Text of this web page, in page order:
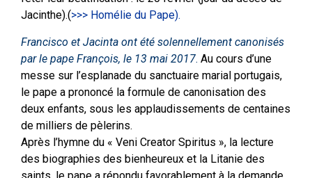
Jacinthe).(>>> Homélie du Pape).
Francisco et Jacinta ont été solennellement canonisés
par le pape François, le 13 mai 2017. Au cours d’une
messe sur l’esplanade du sanctuaire marial portugais,
le pape a prononcé la formule de canonisation des
deux enfants, sous les applaudissements de centaines
de milliers de pèlerins.
Après l’hymne du « Veni Creator Spiritus », la lecture
des biographies des bienheureux et la Litanie des
saints, le pape a répondu favorablement à la demande